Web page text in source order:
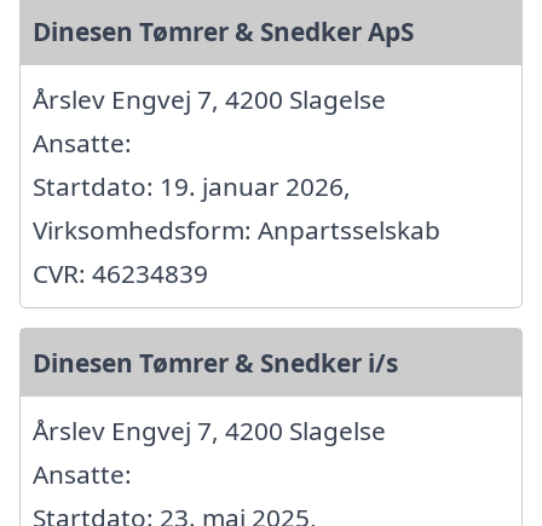
Dinesen Tømrer & Snedker ApS
Årslev Engvej 7, 4200 Slagelse
Ansatte:
Startdato: 19. januar 2026,
Virksomhedsform: Anpartsselskab
CVR: 46234839
Dinesen Tømrer & Snedker i/s
Årslev Engvej 7, 4200 Slagelse
Ansatte:
Startdato: 23. maj 2025,